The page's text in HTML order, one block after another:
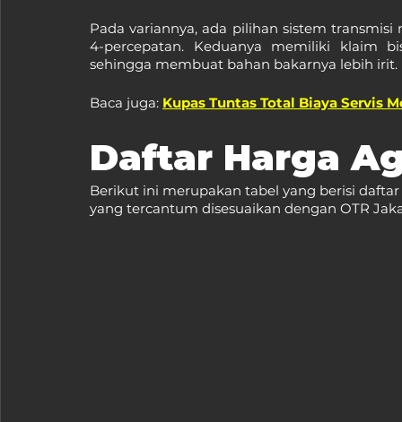
Pada variannya, ada pilihan sistem
4-percepatan. Keduanya memiliki klaim
sehingga membuat bahan bakarnya lebih irit.
Baca juga: Kupas Tuntas Total Biaya Servis
Daftar Harga
Berikut ini merupakan tabel yang berisi daftar
yang tercantum disesuaikan dengan OTR